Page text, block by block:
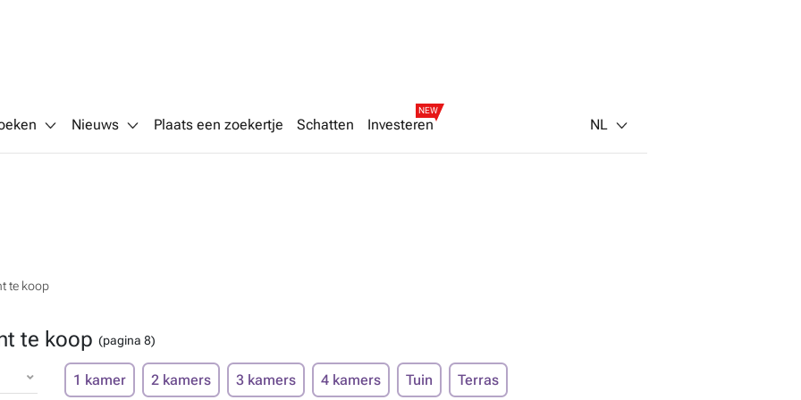
Nieuws Plaats een zoekertje Schatten Investeren
NEW
NL
te koop
te koop (pagina 8)
1 kamer 2 kamers 3 kamers 4 kamers Tuin Terras